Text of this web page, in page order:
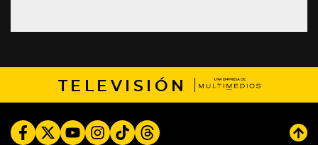
TELEVISIÓN
FacebookTwitterYoutubeInstagram
TikTokThreads